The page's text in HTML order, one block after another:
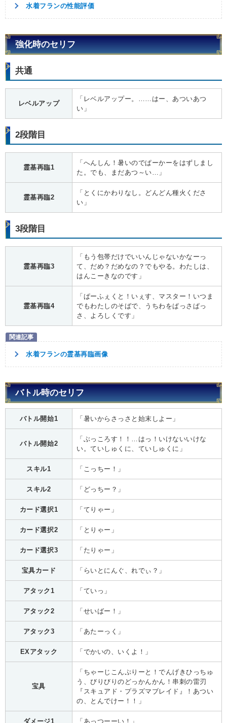
水着フランの性能評価
強化時のセリフ
共通
レベルアップ
「レベルアップー。……はー、あついあつ
い」
2段階目
霊基再臨1
「へんしん！暑いのでぱーかーをはずしまし
た。でも、まだあつ～い…」
霊基再臨2
「とくにかわりなし。どんどん種火くださ
い」
3段階目
霊基再臨3
「もう包帯だけでいいんじゃないかなーっ
て、だめ？だめなの？でもやる。わたしは、
はんこーきなのです」
霊基再臨4
「ぱーふぇくと！いぇす、マスター！いつま
でもわたしのそばで、うちわをぱっさぱっ
さ、よろしくです」
水着フランの霊基再臨画像
バトル時のセリフ
バトル開始1 「暑いからさっさと始末しよー」
バトル開始2
「ぶっころす！！…はっ！いけないいけな
い。ていしゅくに、ていしゅくに」
スキル1 「こっちー！」
スキル2 「どっちー？」
カード選択1 「てりゃー」
カード選択2 「とりゃー」
カード選択3 「たりゃー」
宝具カード 「らいとにんぐ、れでぃ？」
アタック1 「ていっ」
アタック2 「せいばー！」
アタック3 「あたーっく」
EXアタック 「でかいの、いくよ！」
宝具
「ちゃーじこんぷりーと！でんげきひっちゅ
う、びりびりのどっかんかん！串刺の雷刃
『スキュアド・プラズマブレイド』！あつい
の、とんでけー！！」
ダメージ1 「あっつーーい！」